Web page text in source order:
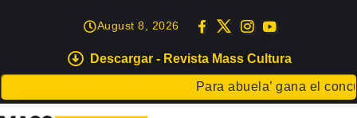
Descargar - Revista Mass Cultura
Para abuela’ gana el
August 8, 2026